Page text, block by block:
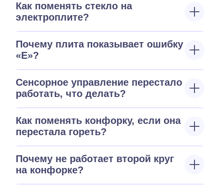
Как поменять стекло на
электроплите?
Почему плита показывает ошибку
«E»?
Сенсорное управление перестало
работать, что делать?
Как поменять конфорку, если она
перестала гореть?
Почему не работает второй круг
на конфорке?